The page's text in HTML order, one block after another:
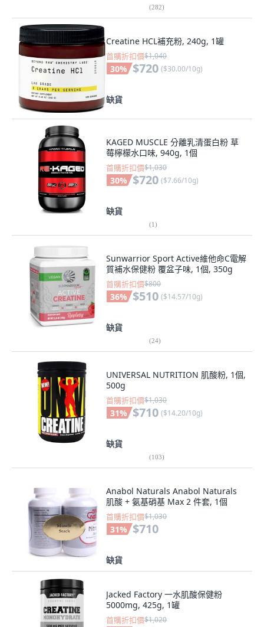
(282)
Creatine HCL補充粉, 240g, 1罐
首購折扣價$1,040
30% $720 ($30.00/10g)
缺貨
KAGED MUSCLE 分離乳清蛋白粉 草
莓檸檬水口味, 940g, 1個
首購折扣價$1,030
30% $720 ($7.66/10g)
缺貨
(1)
Sunwarrior Sport Active維他命C電解
質補水保健粉 覆盆子味, 1個, 350g
首購折扣價$800
36% $510 ($14.57/10g)
缺貨
(24)
UNIVERSAL NUTRITION 肌酸粉, 1個,
500g
首購折扣價$1,030
31% $710 ($14.20/10g)
缺貨
(103)
Anabol Naturals Anabol Naturals
肌酸 + 氨基硝基 Max 2 件套, 1個
首購折扣價$1,030
31% $710
缺貨
Jacked Factory 一水肌酸保健粉
5000mg, 425g, 1罐
首購折扣價$1,020